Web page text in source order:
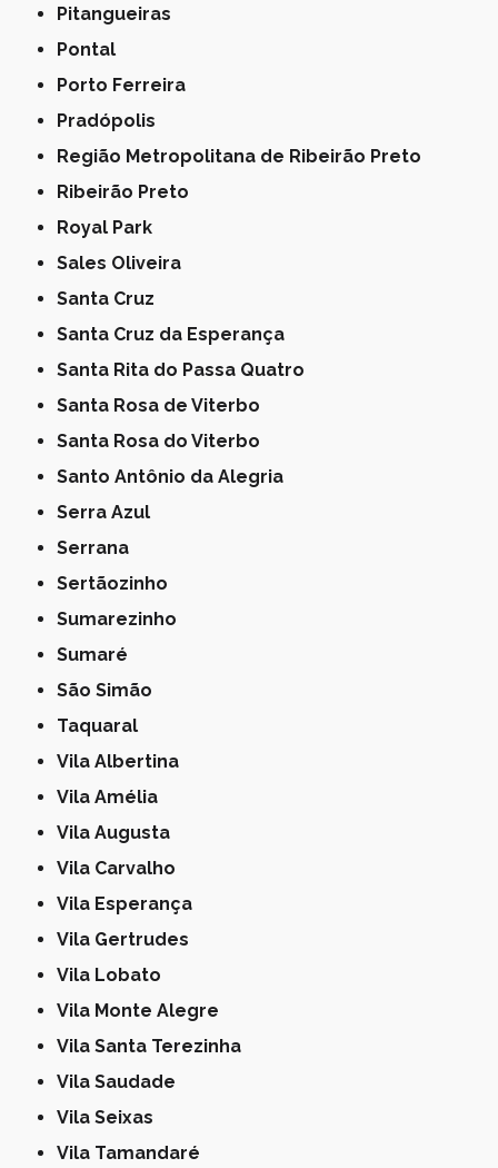
Pitangueiras
Pontal
Porto Ferreira
Pradópolis
Região Metropolitana de Ribeirão Preto
Ribeirão Preto
Royal Park
Sales Oliveira
Santa Cruz
Santa Cruz da Esperança
Santa Rita do Passa Quatro
Santa Rosa de Viterbo
Santa Rosa do Viterbo
Santo Antônio da Alegria
Serra Azul
Serrana
Sertãozinho
Sumarezinho
Sumaré
São Simão
Taquaral
Vila Albertina
Vila Amélia
Vila Augusta
Vila Carvalho
Vila Esperança
Vila Gertrudes
Vila Lobato
Vila Monte Alegre
Vila Santa Terezinha
Vila Saudade
Vila Seixas
Vila Tamandaré